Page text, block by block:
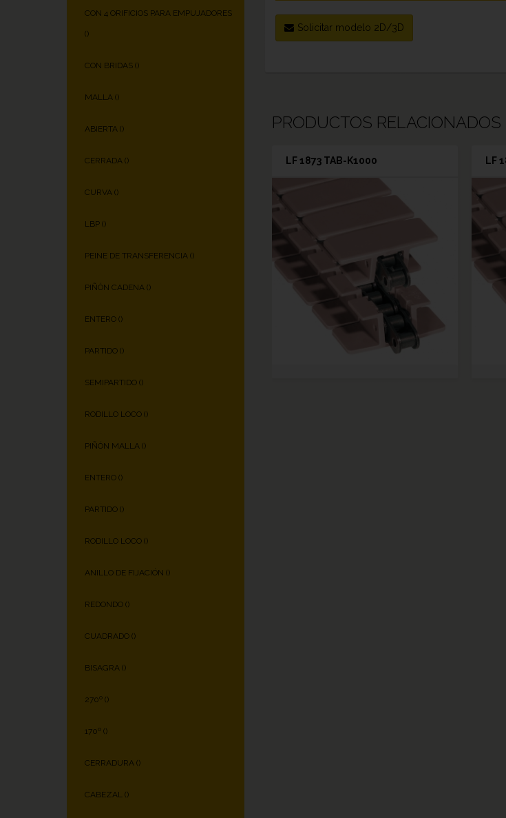
CON 4 ORIFICIOS PARA EMPUJADORES
()
CON BRIDAS ()
MALLA ()
ABIERTA ()
CERRADA ()
CURVA ()
LBP ()
PEINE DE TRANSFERENCIA ()
PIÑÓN CADENA ()
ENTERO ()
PARTIDO ()
SEMIPARTIDO ()
RODILLO LOCO ()
PIÑÓN MALLA ()
ENTERO ()
PARTIDO ()
RODILLO LOCO ()
ANILLO DE FIJACIÓN ()
REDONDO ()
CUADRADO ()
BISAGRA ()
270º ()
170º ()
CERRADURA ()
CABEZAL ()
Solicitar modelo 2D/3D
PRODUCTOS RELACIONADOS
LF 1873 TAB-K1000 LF